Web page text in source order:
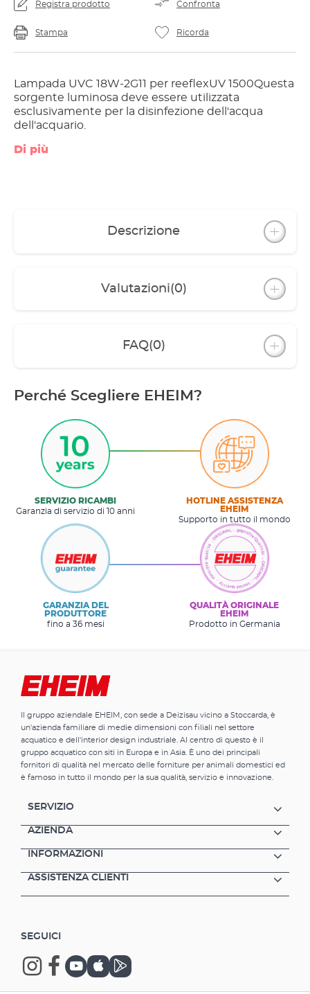
Registra prodotto Confronta
Stampa Ricorda
Lampada UVC 18W-2G11 per reeflexUV 1500Questa
sorgente luminosa deve essere utilizzata
esclusivamente per la disinfezione dell'acqua
dell'acquario.
Di più
Descrizione
Valutazioni(0)
FAQ(0)
Perché Scegliere EHEIM?
SERVIZIO RICAMBI
Garanzia di servizio di 10 anni
HOTLINE ASSISTENZA
EHEIM
Supporto in tutto il mondo
GARANZIA DEL
PRODUTTORE
fino a 36 mesi
QUALITÀ ORIGINALE
EHEIM
Prodotto in Germania
Il gruppo aziendale EHEIM, con sede a Deizisau vicino a Stoccarda, è
un'azienda familiare di medie dimensioni con filiali nel settore
acquatico e dell'interior design industriale. Al centro di questo è il
gruppo acquatico con siti in Europa e in Asia. È uno dei principali
fornitori di qualità nel mercato delle forniture per animali domestici ed
è famoso in tutto il mondo per la sua qualità, servizio e innovazione.
SERVIZIO
AZIENDA
INFORMAZIONI
ASSISTENZA CLIENTI
SEGUICI